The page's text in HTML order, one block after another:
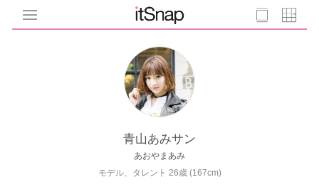
青山あみサン
あおやまあみ
モデル、タレント 26歳 (167cm)